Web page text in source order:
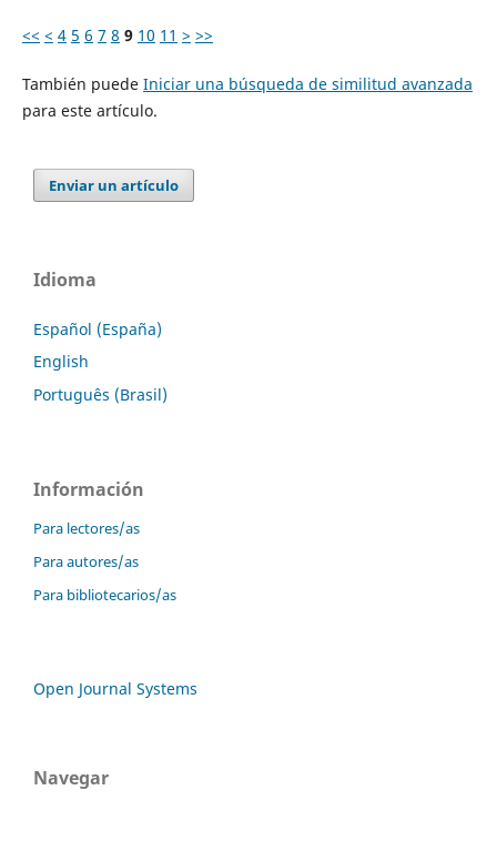
<< < 4 5 6 7 8 9 10 11 > >>
También puede Iniciar una búsqueda de similitud avanzada
para este artículo.
Enviar un artículo
Idioma
Español (España)
English
Português (Brasil)
Información
Para lectores/as
Para autores/as
Para bibliotecarios/as
Open Journal Systems
Navegar